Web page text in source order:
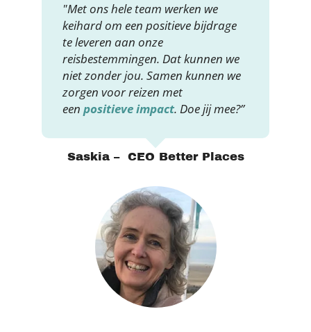
"Met ons hele team werken we
keihard om een positieve bijdrage
te leveren aan onze
reisbestemmingen. Dat kunnen we
niet zonder jou. Samen kunnen we
zorgen voor reizen met
een positieve impact. Doe jij mee?”
Saskia – CEO Better Places